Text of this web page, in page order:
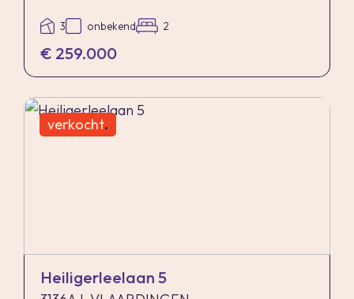
3 onbekend 2
€ 259.000
verkocht.
Heiligerleelaan 5